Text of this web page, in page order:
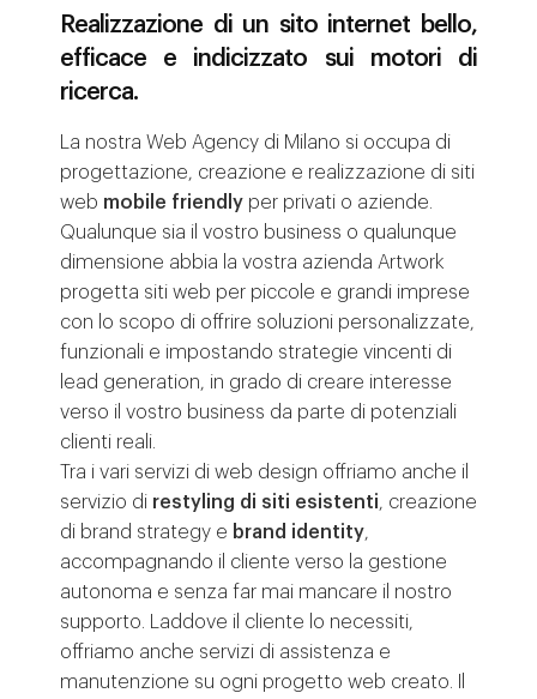
Realizzazione di un sito internet bello,
efficace e indicizzato sui motori di
ricerca.
La nostra Web Agency di Milano si occupa di
progettazione, creazione e realizzazione di siti
web mobile friendly per privati o aziende.
Qualunque sia il vostro business o qualunque
dimensione abbia la vostra azienda Artwork
progetta siti web per piccole e grandi imprese
con lo scopo di offrire soluzioni personalizzate,
funzionali e impostando strategie vincenti di
lead generation, in grado di creare interesse
verso il vostro business da parte di potenziali
clienti reali.
Tra i vari servizi di web design offriamo anche il
servizio di restyling di siti esistenti, creazione
di brand strategy e brand identity,
accompagnando il cliente verso la gestione
autonoma e senza far mai mancare il nostro
supporto. Laddove il cliente lo necessiti,
offriamo anche servizi di assistenza e
manutenzione su ogni progetto web creato. Il